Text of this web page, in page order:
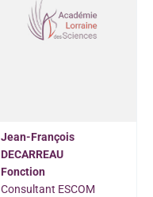
Jean-François
DECARREAU
Fonction
Consultant ESCOM